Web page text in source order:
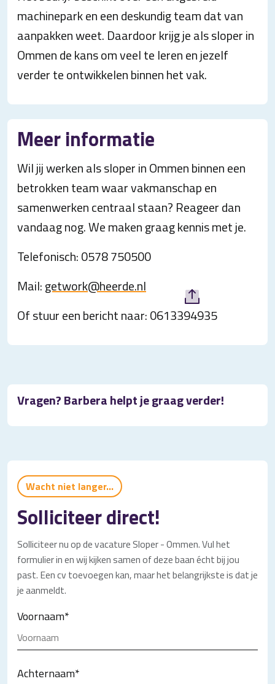
machinepark en een deskundig team dat van
aanpakken weet. Daardoor krijg je als sloper in
Ommen de kans om veel te leren en jezelf
verder te ontwikkelen binnen het vak.
Meer informatie
Wil jij werken als sloper in Ommen binnen een
betrokken team waar vakmanschap en
samenwerken centraal staan? Reageer dan
vandaag nog. We maken graag kennis met je.
Telefonisch: 0578 750500
Mail:getwork@heerde.nl
Of stuur een bericht naar: 0613394935
Vragen? Barbera helpt je graag verder!
Wacht niet langer...
Solliciteer direct!
Solliciteer nu op de vacature Sloper - Ommen. Vul het
formulier in en wij kijken samen of deze baan écht bij jou
past. Een cv toevoegen kan, maar het belangrijkste is dat je
je aanmeldt.
Voornaam*
Achternaam*